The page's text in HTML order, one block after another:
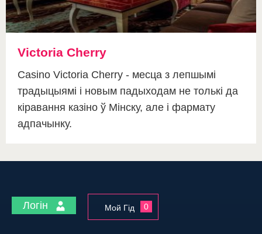
Victoria Cherry
Casino Victoria Cherry - месца з лепшымі
традыцыямі і новым падыходам не толькі да
кіравання казіно ў Мінску, але і фармату
адпачынку.
Логін Мой Гід 0